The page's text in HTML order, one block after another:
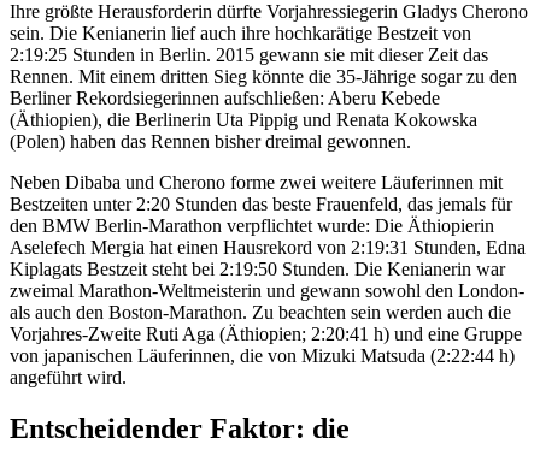
Ihre größte Herausforderin dürfte Vorjahressiegerin Gladys Cherono
sein. Die Kenianerin lief auch ihre hochkarätige Bestzeit von
2:19:25 Stunden in Berlin. 2015 gewann sie mit dieser Zeit das
Rennen. Mit einem dritten Sieg könnte die 35-Jährige sogar zu den
Berliner Rekordsiegerinnen aufschließen: Aberu Kebede
(Äthiopien), die Berlinerin Uta Pippig und Renata Kokowska
(Polen) haben das Rennen bisher dreimal gewonnen.
Neben Dibaba und Cherono forme zwei weitere Läuferinnen mit
Bestzeiten unter 2:20 Stunden das beste Frauenfeld, das jemals für
den BMW Berlin-Marathon verpflichtet wurde: Die Äthiopierin
Aselefech Mergia hat einen Hausrekord von 2:19:31 Stunden, Edna
Kiplagats Bestzeit steht bei 2:19:50 Stunden. Die Kenianerin war
zweimal Marathon-Weltmeisterin und gewann sowohl den London-
als auch den Boston-Marathon. Zu beachten sein werden auch die
Vorjahres-Zweite Ruti Aga (Äthiopien; 2:20:41 h) und eine Gruppe
von japanischen Läuferinnen, die von Mizuki Matsuda (2:22:44 h)
angeführt wird.
Entscheidender Faktor: die